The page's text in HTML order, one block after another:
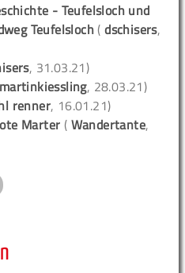
- Teufelsloch und
Teufelsloch (dschisers,
, 31.03.21)
martinkiessling, 28.03.21)
renner, 16.01.21)
Marter ( Wandertante,